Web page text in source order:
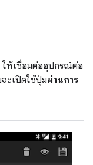
ให้เชื่อมต่ออุปกรณ์ต่อ
ะเปิดใช้ปุ่มผ่านการ